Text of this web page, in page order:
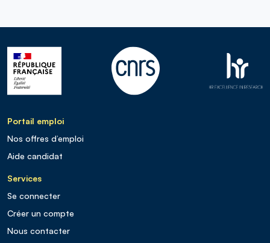
Portail emploi
Nos offres d’emploi
Aide candidat
Services
Se connecter
Créer un compte
Nous contacter